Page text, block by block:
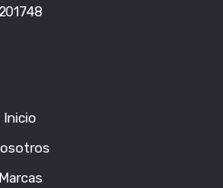
201748
Inicio
Marcas